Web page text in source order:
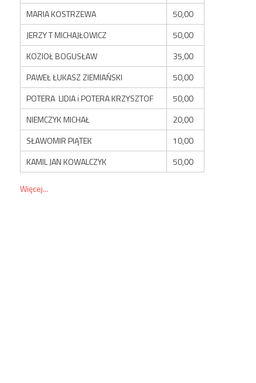
MARIA KOSTRZEWA
50,00
JERZY T MICHAJŁOWICZ
50,00
KOZIOŁ BOGUSŁAW
35,00
PAWEŁ ŁUKASZ ZIEMIAŃSKI
50,00
POTERA LIDIA i POTERA KRZYSZTOF
50,00
NIEMCZYK MICHAŁ
20,00
SŁAWOMIR PIĄTEK
10,00
KAMIL JAN KOWALCZYK
50,00
Więcej...